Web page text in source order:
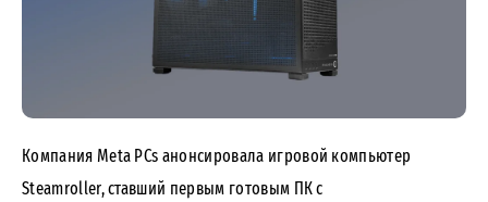
Компания Meta PCs анонсировала игровой компьютер
Steamroller, ставший первым готовым ПК с